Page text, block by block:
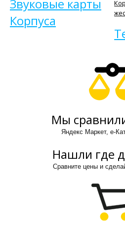
Звуковые карты
Корпуса
Мы
Яндекс Маркет, е-
Нашли где
Сравните цены и